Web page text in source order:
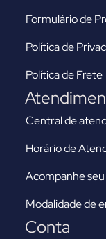
Formulário de
Política de
Política de Frete
Central de
Horário de
Acompanhe
Modalidade de
Conta